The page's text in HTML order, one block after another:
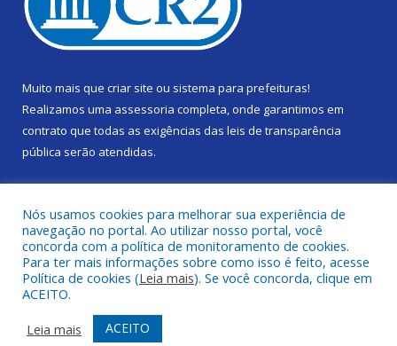
Muito mais que criar site ou sistema para prefeituras!
Realizamos uma assessoria completa, onde garantimos em
contrato que todas as exigências das leis de transparência
pública serão atendidas.
Todos os direitos reservados a Câmara Municipal de Gurupá.
Mapa do Site
Acessar Área Administrativa
Nós usamos cookies para melhorar sua experiência de
navegação no portal. Ao utilizar nosso portal, você
concorda com a política de monitoramento de cookies.
Para ter mais informações sobre como isso é feito, acesse
Política de cookies (Leia mais). Se você concorda, clique em
ACEITO.
Leia mais
ACEITO